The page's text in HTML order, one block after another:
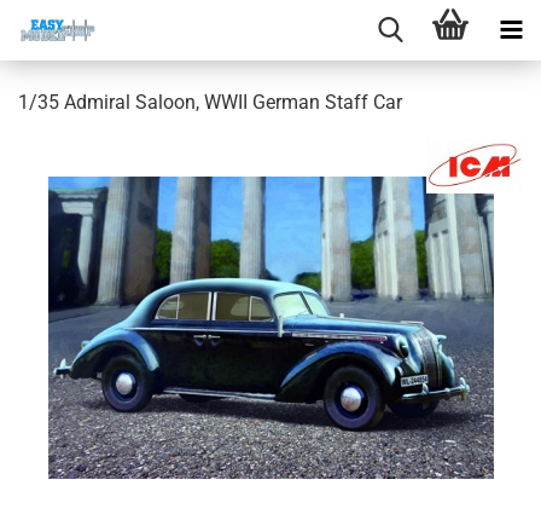
1/35 Admiral Saloon, WWII German Staff Car